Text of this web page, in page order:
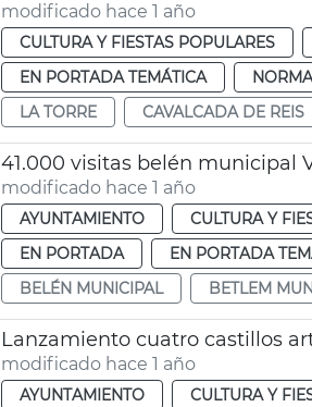
modificado hace 1 año
CULTURA Y FIESTAS POPULARES
EN PORTADA TEMÁTICA
LA TORRE
CAVALCADA DE REIS
41.000 visitas belén municipal
modificado hace 1 año
AYUNTAMIENTO CULTURA Y
EN PORTADA
EN PORTADA
BELÉN MUNICIPAL
BETLEM
Lanzamiento cuatro castillos
modificado hace 1 año
AYUNTAMIENTO CULTURA Y